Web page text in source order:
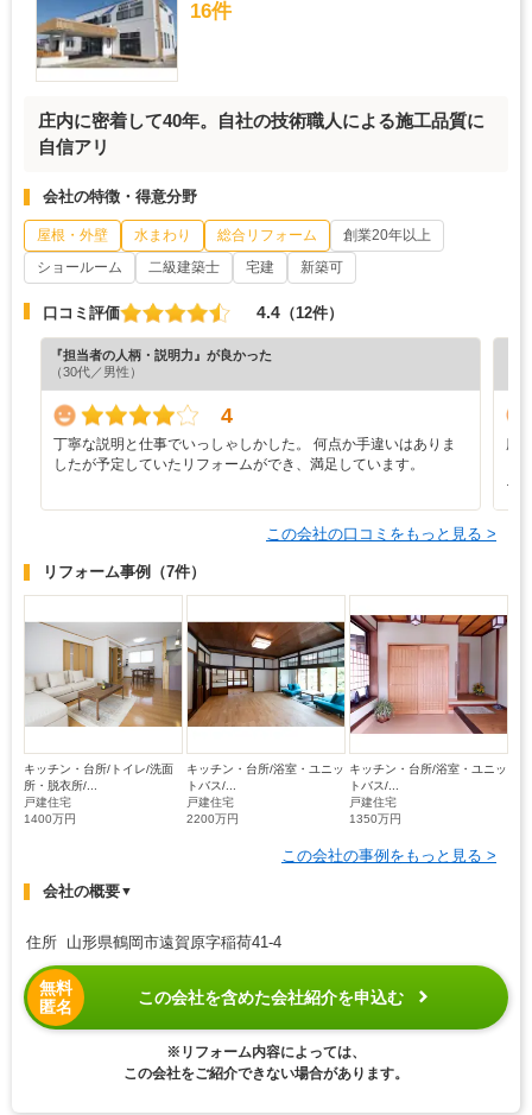
16件
庄内に密着して40年。自社の技術職人による施工品質に
自信アリ
会社の特徴・得意分野
屋根・外壁 水まわり 総合リフォーム
創業20年以上
ショールーム
二級建築士 宅建 新築可
口コミ評価 4.4 （12件）
『担当者の人柄・説明力』が良かった
（30代／男性）
4
丁寧な説明と仕事でいっしゃしかした。 何点か手違いはありま
したが予定していたリフォームができ、満足しています。
廊
そ
この会社の口コミをもっと見る >
リフォーム事例 （7件）
キッチン・台所/トイレ/洗面
所・脱衣所/...
戸建住宅
1400万円
キッチン・台所/浴室・ユニッ
トバス/...
戸建住宅
2200万円
キッチン・台所/浴室・ユニッ
トバス/...
戸建住宅
1350万円
この会社の事例をもっと見る >
会社の概要▼
住所 山形県鶴岡市遠賀原字稲荷41-4
無料
匿名
この会社を含めた会社紹介を申込む
※リフォーム内容によっては、
この会社をご紹介できない場合があります。